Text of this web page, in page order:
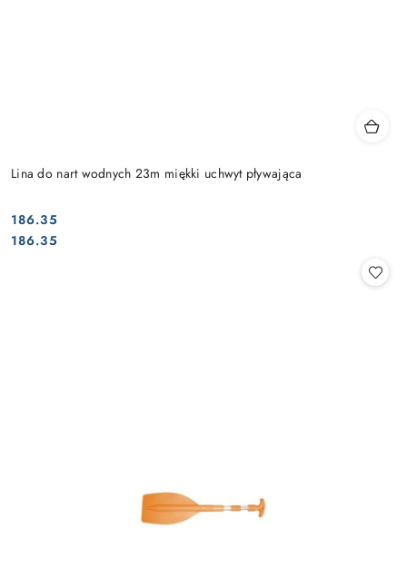
Lina do nart wodnych 23m miękki uchwyt pływająca
Cena:
186.35
Cena:
186.35